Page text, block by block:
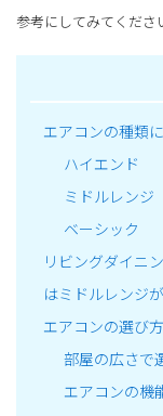
参考にしてみてくださ
エアコンの種類
ハイエンド
ミドルレンジ
ベーシック
リビングダイニ
はミドルレンジ
エアコンの選び方
部屋の広さで
エアコンの機